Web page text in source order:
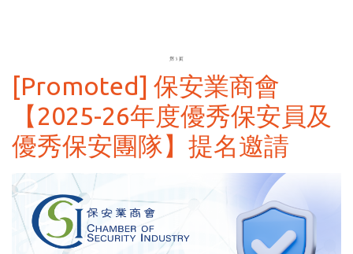
[Promoted] 保安業商會
【2025-26年度優秀保安員及
優秀保安團隊】提名邀請